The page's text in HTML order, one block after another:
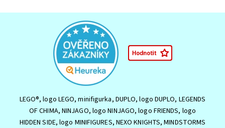
LEGO®, logo LEGO, minifigurka, DUPLO, logo DUPLO, LEGENDS
OF CHIMA, NINJAGO, logo NINJAGO, logo FRIENDS, logo
HIDDEN SIDE, logo MINIFIGURES, NEXO KNIGHTS, MINDSTORMS